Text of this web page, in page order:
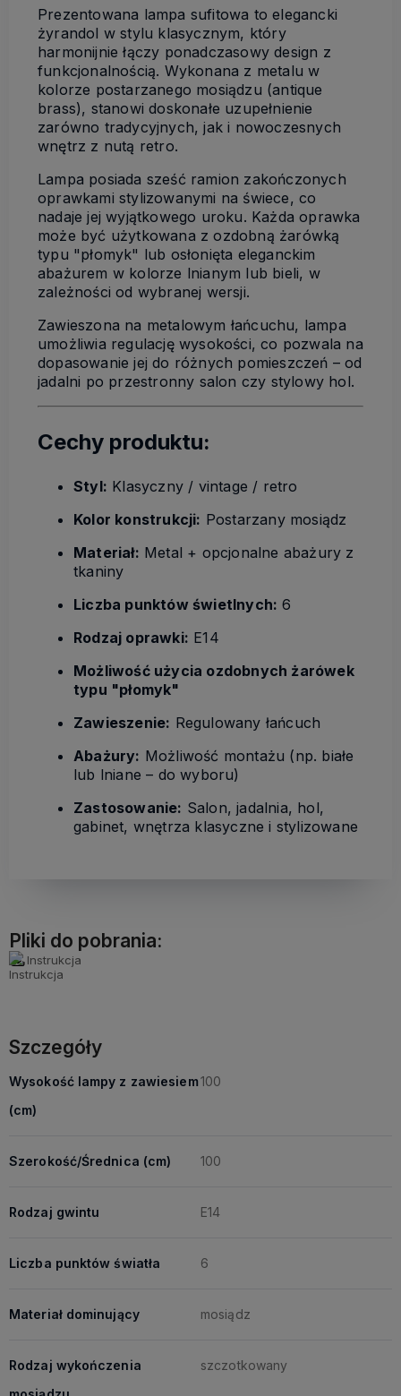
Prezentowana lampa sufitowa to elegancki
żyrandol w stylu klasycznym, który
harmonijnie łączy ponadczasowy design z
funkcjonalnością. Wykonana z metalu w
kolorze postarzanego mosiądzu (antique
brass), stanowi doskonałe uzupełnienie
zarówno tradycyjnych, jak i nowoczesnych
wnętrz z nutą retro.
Lampa posiada sześć ramion zakończonych
oprawkami stylizowanymi na świece, co
nadaje jej wyjątkowego uroku. Każda oprawka
może być użytkowana z ozdobną żarówką
typu "płomyk" lub osłonięta eleganckim
abażurem w kolorze lnianym lub bieli, w
zależności od wybranej wersji.
Zawieszona na metalowym łańcuchu, lampa
umożliwia regulację wysokości, co pozwala na
dopasowanie jej do różnych pomieszczeń – od
jadalni po przestronny salon czy stylowy hol.
Cechy produktu:
Styl: Klasyczny / vintage / retro
Kolor konstrukcji: Postarzany mosiądz
Materiał: Metal + opcjonalne abażury z
tkaniny
Liczba punktów świetlnych: 6
Rodzaj oprawki: E14
Możliwość użycia ozdobnych żarówek
typu "płomyk"
Zawieszenie: Regulowany łańcuch
Abażury: Możliwość montażu (np. białe
lub lniane – do wyboru)
Zastosowanie: Salon, jadalnia, hol,
gabinet, wnętrza klasyczne i stylizowane
Pliki do pobrania:
Instrukcja
Szczegóły
Wysokość lampy z zawiesiem
(cm)
100
Szerokość/Średnica (cm) 100
Rodzaj gwintu E14
Liczba punktów światła 6
Materiał dominujący mosiądz
Rodzaj wykończenia
szczotkowany